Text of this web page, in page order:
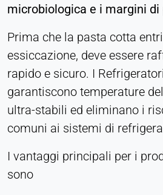
microbiologica e i margini di
Prima che la pasta cotta
essiccazione, deve essere
rapido e sicuro. I
garantiscono temperature
ultra-stabili ed eliminano i
comuni ai sistemi di
I vantaggi principali per i
sono
Leadinfo B.V.
Purpose:
Identificazione dell'azienda
Persistente
Hotjar
hjSession#, hjSessionUser#,
_hjAbsoluteSessionInProgress